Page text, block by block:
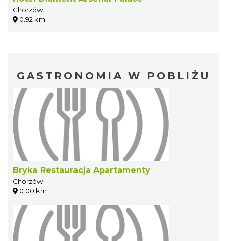
Chorzów
0.92 km
GASTRONOMIA W POBLIŻU
Bryka Restauracja Apartamenty
Chorzów
0.00 km